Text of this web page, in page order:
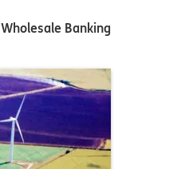
Wholesale Banking